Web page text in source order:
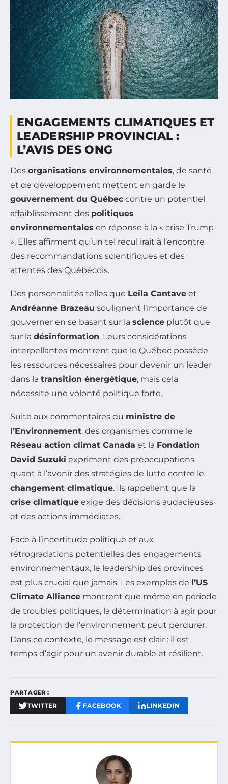
ENGAGEMENTS CLIMATIQUES ET
LEADERSHIP PROVINCIAL :
L’AVIS DES ONG
Des organisations environnementales, de santé
et de développement mettent en garde le
gouvernement du Québec contre un potentiel
affaiblissement des politiques
environnementales en réponse à la « crise Trump
». Elles affirment qu’un tel recul irait à l’encontre
des recommandations scientifiques et des
attentes des Québécois.
Des personnalités telles que Leïla Cantave et
Andréanne Brazeau soulignent l’importance de
gouverner en se basant sur la science plutôt que
sur la désinformation. Leurs considérations
interpellantes montrent que le Québec possède
les ressources nécessaires pour devenir un leader
dans la transition énergétique, mais cela
nécessite une volonté politique forte.
Suite aux commentaires du ministre de
l’Environnement, des organismes comme le
Réseau action climat Canada et la Fondation
David Suzuki expriment des préoccupations
quant à l’avenir des stratégies de lutte contre le
changement climatique. Ils rappellent que la
crise climatique exige des décisions audacieuses
et des actions immédiates.
Face à l’incertitude politique et aux
rétrogradations potentielles des engagements
environnementaux, le leadership des provinces
est plus crucial que jamais. Les exemples de l’US
Climate Alliance montrent que même en période
de troubles politiques, la détermination à agir pour
la protection de l’environnement peut perdurer.
Dans ce contexte, le message est clair : il est
temps d’agir pour un avenir durable et résilient.
PARTAGER :
TWITTER FACEBOOK LINKEDIN